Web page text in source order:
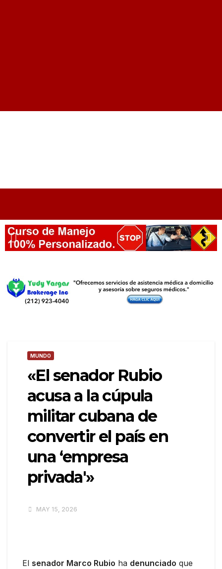
MUNDO
«El senador Rubio
acusa a la cúpula
militar cubana de
convertir el país en
una ‘empresa
privada'»
MAY 15, 2026
El senador Marco Rubio ha denunciado que